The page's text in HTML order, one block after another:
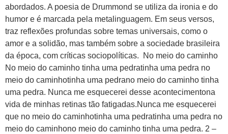
abordados. A poesia de Drummond se utiliza da ironia e do
humor e é marcada pela metalinguagem. Em seus versos,
traz reflexões profundas sobre temas universais, como o
amor e a solidão, mas também sobre a sociedade brasileira
da época, com críticas sociopolíticas. No meio do caminho
No meio do caminho tinha uma pedratinha uma pedra no
meio do caminhotinha uma pedrano meio do caminho tinha
uma pedra. Nunca me esquecerei desse acontecimentona
vida de minhas retinas tão fatigadas.Nunca me esquecerei
que no meio do caminhotinha uma pedratinha uma pedra no
meio do caminhono meio do caminho tinha uma pedra. 2 –